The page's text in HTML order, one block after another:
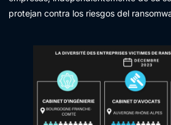
protejan contra los riesgos del